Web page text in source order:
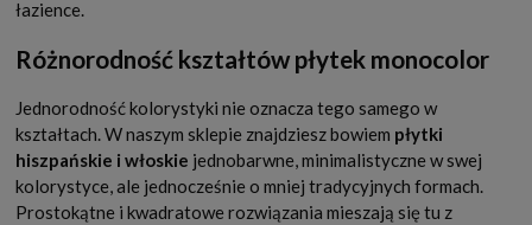
łazience.
Różnorodność kształtów płytek monocolor
Jednorodność kolorystyki nie oznacza tego samego w
kształtach. W naszym sklepie znajdziesz bowiem płytki
hiszpańskie i włoskie jednobarwne, minimalistyczne w swej
kolorystyce, ale jednocześnie o mniej tradycyjnych formach.
Prostokątne i kwadratowe rozwiązania mieszają się tu z